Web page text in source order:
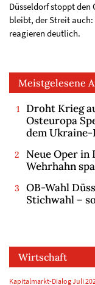
Düsseldorf stoppt den
bleibt, der Streit auch:
reagieren deutlich.
Meistgelesene
Droht Krieg
Osteuropa
dem
Neue Oper
Wehrhahn
OB-Wahl
Stichwahl –
Wirtschaft
Kapitalmarkt-Dialog Juli